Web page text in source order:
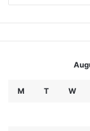
M T W